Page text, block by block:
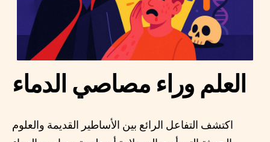
العلم وراء مصاصي الدماء
اكتشف التفاعل الرائع بين الأساطير القديمة والعلوم